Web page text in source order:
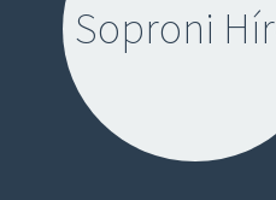
Soproni